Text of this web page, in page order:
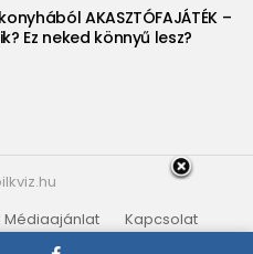
AKASZTÓFAJÁTÉK –
Ez neked könnyű lesz?
Médiaajánlat
Kapcsolat